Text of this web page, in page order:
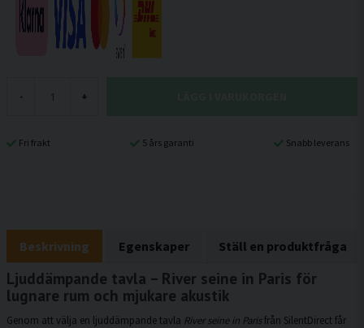
- +
Fri frakt 5 års garanti Snabb leverans
Beskrivning Egenskaper Ställ en produktfråga
Ljuddämpande tavla – River seine in Paris för
lugnare rum och mjukare akustik
Genom att välja en ljuddämpande tavla River seine in Parisfrån SilentDirect får